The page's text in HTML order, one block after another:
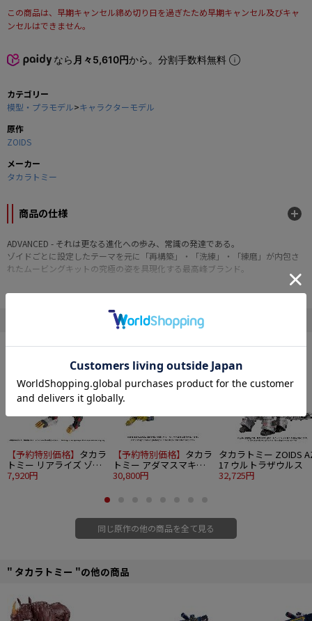
この商品は、早期キャンセル締め切り日を過ぎたため早期キャンセル及びキャ
ンセルはできません。
なら 月々5,610円から。分割手数料無料
カテゴリー
模型・プラモデル>キャラクターモデル
原作
ZOIDS
メーカー
タカラトミー
商品の仕様
ADVANCED - それは更なる進化への歩み、常識の発達である。
ゾイドごとに設定したテーマを元に「再構築」・「洗練」・「練磨」が内包さ
れたムービングキットの究極の姿を具現化する最高峰ブランド。
1/72スケールの組立キット。
アニメ劇中で特徴的だった荷電粒子砲発射形態への変形を手動にて再現。
目や荷電粒子砲、ゾイドコアがLEDで点灯。
歩行と連動して開閉。
コックピットに搭乗可能な、1/72スケールのアニメキャラクターであるレイヴ
ン（GF編版）とオリジナル一般兵士のフィギュアが付属。
同スケールのシャドーの立ちポーズフィギュアも付属（フィギュアは全て未塗
装）。
一部のパーツは色違いの2種が付属。
レイヴン仕様と一般機のどちらかを選択して組立が可能。
ジェノザウラーに付属した武装パーツは全て同梱。
赤いジェノザウラーなど様々なバリエーションを組立可能。
・パーツ一式（1）
・取扱説明書（1）
©ShoPro
【予約特別価格】 タカラ
トミー リアライズ ゾイ
ド RMZ-025 ライガーゼ
7,920円
【予約特別価格】 タカラ
トミー アダマスマキナ
ゾイド AM-Z02 ブレード
30,800円
タカラトミー ZOIDS
17 ウルトラザウルス
32,725円
同じ原作の他の商品を全て見る
" タカラトミー "の他の商品